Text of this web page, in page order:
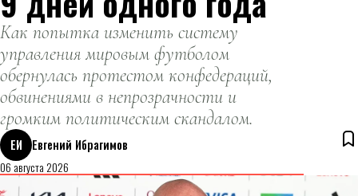
состязаний.
Как попытка изменить систему
управления мировым футболом
обернулась протестом конфедераций,
обвинениями в непрозрачности и
громким политическим скандалом.
ЕИ
Евгений Ибрагимов
06 августа 2026